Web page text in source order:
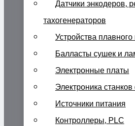
Датчики энкодеров,
тахогенераторов
Устройства плавного
Балласты сушек и
Электронные платы
Электроника
Источники питания
Контроллеры, PLC